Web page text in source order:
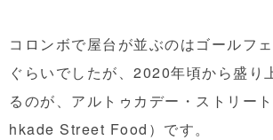
コロンボで屋台が並ぶのはゴールフ
ぐらいでしたが、2020年頃から盛り
るのが、アルトゥカデー・ストリー
hkade Street Food）です。